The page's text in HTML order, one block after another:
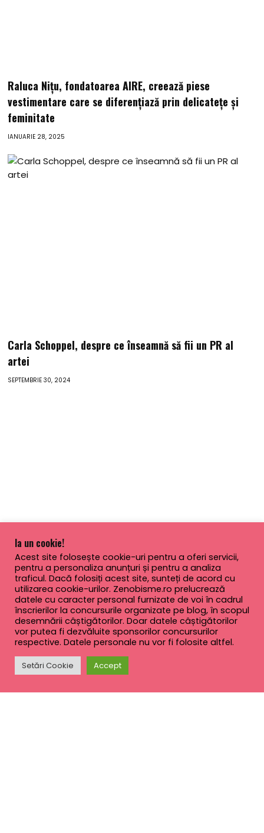
Raluca Nițu, fondatoarea AIRE, creează piese
vestimentare care se diferențiază prin delicatețe și
feminitate
IANUARIE 28, 2025
Carla Schoppel, despre ce înseamnă să fii un PR al
artei
SEPTEMBRIE 30, 2024
Ia un cookie!
Acest site folosește cookie-uri pentru a oferi servicii,
pentru a personaliza anunțuri și pentru a analiza
traficul. Dacă folosiți acest site, sunteți de acord cu
utilizarea cookie-urilor. Zenobisme.ro prelucrează
datele cu caracter personal furnizate de voi în cadrul
înscrierilor la concursurile organizate pe blog, în scopul
desemnării câștigătorilor. Doar datele câștigătorilor
vor putea fi dezvăluite sponsorilor concursurilor
respective. Datele personale nu vor fi folosite altfel.
Setări Cookie Accept